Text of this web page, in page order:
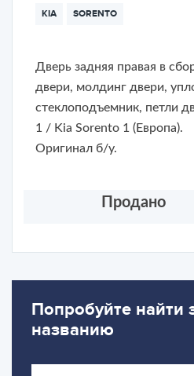
KIA SORENTO
Дверь задняя правая в
двери, молдинг двери,
стеклоподъемник, петли
1 / Kia Sorento 1 (Европа).
Оригинал б/у.
Продано
Попробуйте найти
названию